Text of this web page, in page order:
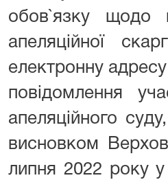
обов`язку щодо
апеляційної
електронну
повідомлення
апеляційного
висновком
липня 2022 року